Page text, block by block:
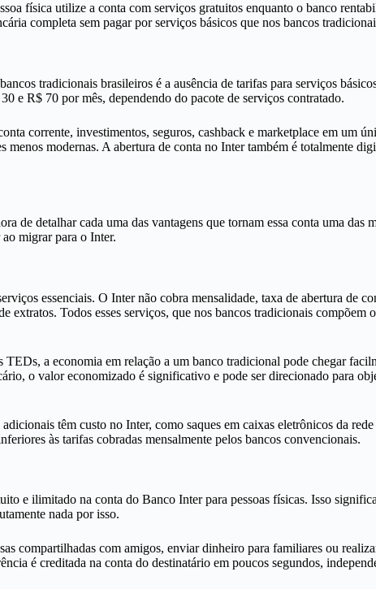
física utilize a conta com serviços gratuitos enquanto o banco
completa sem pagar por serviços básicos que nos bancos
tradicionais brasileiros é a ausência de tarifas para serviços
e R$ 70 por mês, dependendo do pacote de serviços contratado.
corrente, investimentos, seguros, cashback e marketplace em um
menos modernas. A abertura de conta no Inter também é totalmente
detalhar cada uma das vantagens que tornam essa conta uma das
migrar para o Inter.
essenciais. O Inter não cobra mensalidade, taxa de abertura de
Todos esses serviços, que nos bancos tradicionais compõem
a economia em relação a um banco tradicional pode chegar
o valor economizado é significativo e pode ser direcionado para
têm custo no Inter, como saques em caixas eletrônicos da
às tarifas cobradas mensalmente pelos bancos convencionais.
e ilimitado na conta do Banco Inter para pessoas físicas. Isso
nada por isso.
compartilhadas com amigos, enviar dinheiro para familiares ou
é creditada na conta do destinatário em poucos segundos,